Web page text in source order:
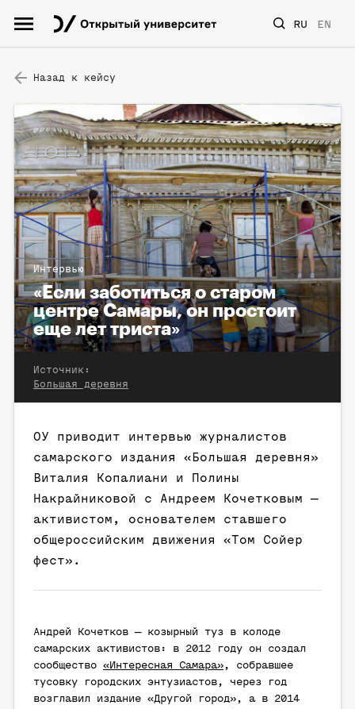
RU EN
Назад к кейсу
Интервью
«Если заботиться о старом
центре Самары, он простоит
еще лет триста»
Источник:
Большая деревня
ОУ приводит интервью журналистов
самарского издания «Большая деревня»
Виталия Копалиани и Полины
Накрайниковой с Андреем Кочетковым —
активистом, основателем ставшего
общероссийским движения «Том Сойер
фест».
Андрей Кочетков — козырный туз в колоде
самарских активистов: в 2012 году он создал
сообщество «Интересная Самара» , собравшее
тусовку городских энтузиастов, через год
возглавил издание «Другой город», а в 2014